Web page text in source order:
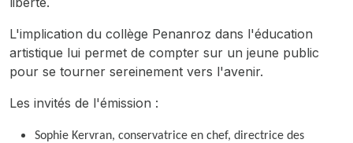
L'implication du collège Penanroz dans l'éducation
artistique lui permet de compter sur un jeune public
pour se tourner sereinement vers l'avenir.
Les invités de l'émission :
Sophie Kervran, conservatrice en chef, directrice des